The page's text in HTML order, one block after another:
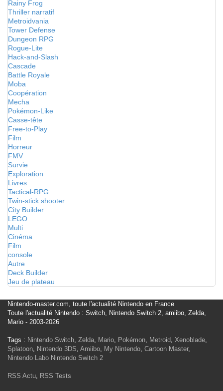
Rainy Frog
Thriller narratif
Metroidvania
Tower Defense
Dungeon RPG
Rogue-Lite
Hack-and-Slash
Cascade
Battle Royale
Moba
Coopération
Mecha
Pokémon-Like
Casse-tête
Free-to-Play
Film
Horreur
FMV
Survie
Exploration
Livres
Tactical-RPG
Twin-stick shooter
City Builder
LEGO
Multi
Cinéma
Film
console
Autre
Deck Builder
Jeu de plateau
Nintendo-master.com, toute l'actualité Nintendo en France
Toute l'actualité Nintendo : Switch, Nintendo Switch 2, amiibo, Zelda,
Mario - 2003-2026
Tags : Nintendo Switch, Zelda, Mario, Pokémon, Metroid, Xenoblade,
Splatoon, Nintendo 3DS, Amiibo, My Nintendo, Cartoon Master,
Nintendo Labo Nintendo Switch 2
RSS Actu, RSS Tests